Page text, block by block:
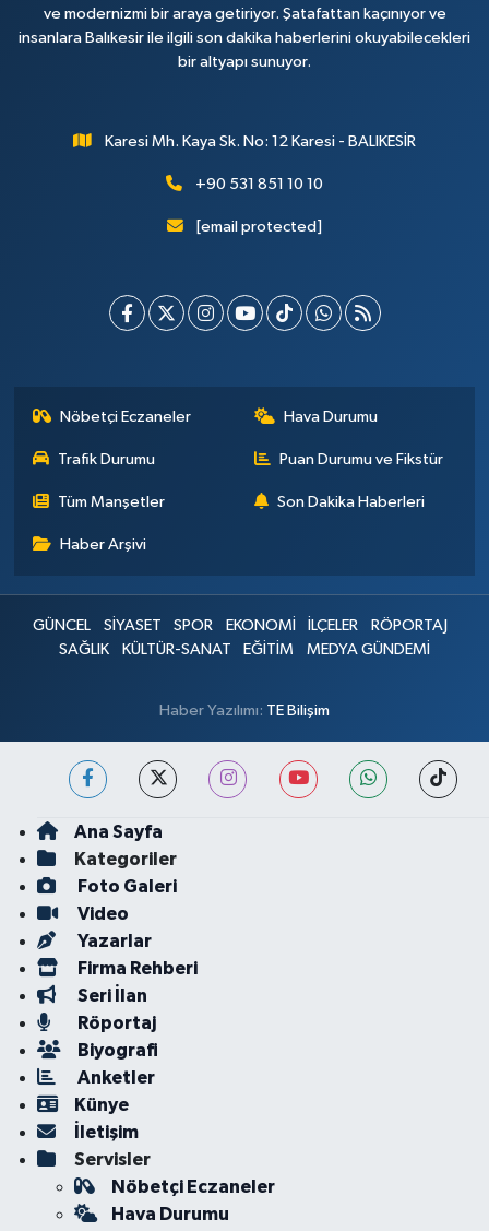
ve modernizmi bir araya getiriyor. Şatafattan kaçınıyor ve
insanlara Balıkesir ile ilgili son dakika haberlerini okuyabilecekleri
bir altyapı sunuyor.
Karesi Mh. Kaya Sk. No: 12 Karesi - BALIKESİR
+90 531 851 10 10
[email protected]
Nöbetçi Eczaneler Hava Durumu
Trafik Durumu Puan Durumu ve Fikstür
Tüm Manşetler Son Dakika Haberleri
Haber Arşivi
GÜNCEL SİYASET SPOR EKONOMİ İLÇELER
RÖPORTAJ
SAĞLIK
KÜLTÜR-SANAT EĞİTİM MEDYA GÜNDEMİ
Haber Yazılımı: TE Bilişim
Ana Sayfa
Kategoriler
Foto Galeri
Video
Yazarlar
Firma Rehberi
Seri İlan
Röportaj
Biyografi
Anketler
Künye
İletişim
Servisler
Nöbetçi Eczaneler
Hava Durumu